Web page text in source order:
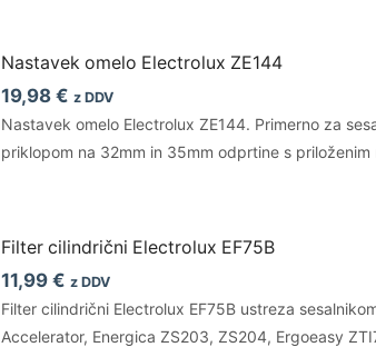
Nastavek omelo Electrolux ZE144
19,98 € z DDV
Nastavek omelo Electrolux ZE144. Primerno za
priklopom na 32mm in 35mm odprtine s priloženim
Filter cilindrični Electrolux EF75B
11,99 € z DDV
Filter cilindrični Electrolux EF75B ustreza
Accelerator, Energica ZS203, ZS204, Ergoeasy